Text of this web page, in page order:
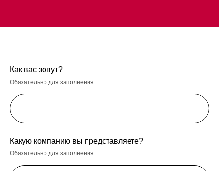
Как вас зовут?
Обязательно для заполнения
Какую компанию вы представляете?
Обязательно для заполнения